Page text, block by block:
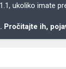
ukoliko imate
Pročitajte ih,